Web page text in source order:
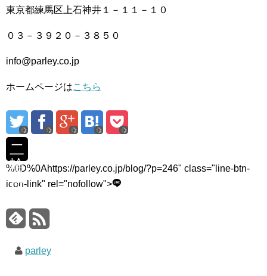
東京都練馬区上石神井１－１１－１０
０３－３９２０－３８５０
info@parley.co.jp
ホームページはこちら
二
輪
博
館
%0D%0Ahttps://parley.co.jp/blog/?p=246" class="line-btn-
icon-link" rel="nofollow">
parley